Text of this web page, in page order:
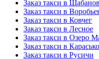
Заказ такси в
Заказ такси в
Заказ такси в Ковчег
Заказ такси в Лесное
Заказ такси в Озеро
Заказ такси в
Заказ такси в Русичи